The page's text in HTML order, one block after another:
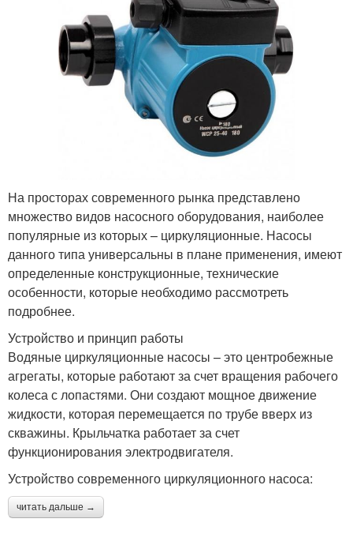
На просторах современного рынка представлено
множество видов насосного оборудования, наиболее
популярные из которых – циркуляционные. Насосы
данного типа универсальны в плане применения, имеют
определенные конструкционные, технические
особенности, которые необходимо рассмотреть
подробнее.
Устройство и принцип работы
Водяные циркуляционные насосы – это центробежные
агрегаты, которые работают за счет вращения рабочего
колеса с лопастями. Они создают мощное движение
жидкости, которая перемещается по трубе вверх из
скважины. Крыльчатка работает за счет
функционирования электродвигателя.
Устройство современного циркуляционного насоса:
читать дальше →